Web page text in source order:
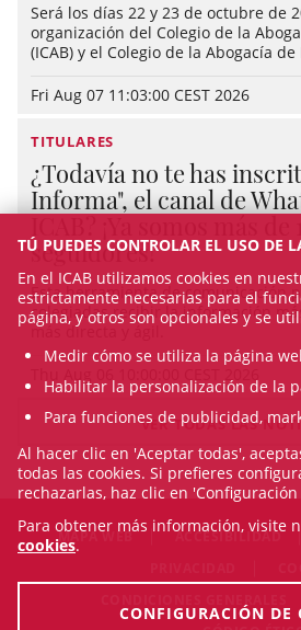
Será los días 22 y 23 de octubre de
organización del Colegio de la
(ICAB) y el Colegio de la Abogacía
Fri Aug 07 11:03:00 CEST 2026
TITULARES
¿Todavía no te has
Informa", el canal de
seguidores!
Esta herramienta de comunicación
colegiadas recibir la información
más directa y ágil.
VER TODAS LAS
MAPA WEB ACCESIBILIDAD
TÚ PUEDES CONTROLAR EL USO DE
En el ICAB utilizamos cookies en
estrictamente necesarias para el
página, y otros son opcionales y se
Medir cómo se utiliza la página
Habilitar la personalización de la
Para funciones de publicidad,
Al hacer clic en 'Aceptar todas',
todas las cookies. Si prefieres
rechazarlas, haz clic en 'Configuración
Para obtener más información, visite
cookies.
CONFIGURACIÓN DE